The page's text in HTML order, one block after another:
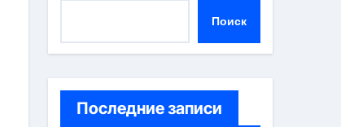
Поиск
Последние записи